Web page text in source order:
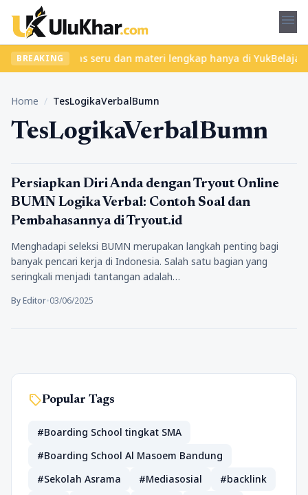
menu
BREAKINGkelas seru dan materi lengkap hanya di
Home / TesLogikaVerbalBumn
TesLogikaVerbalBumn
Pendidikan
Persiapkan Diri Anda dengan Tryout Online
BUMN Logika Verbal: Contoh Soal dan
Pembahasannya di Tryout.id
Menghadapi seleksi BUMN merupakan langkah penting bagi
banyak pencari kerja di Indonesia. Salah satu bagian yang
seringkali menjadi tantangan adalah…
By Editor•03/06/2025
sellPopular Tags
#Boarding School tingkat SMA
#Boarding School Al Masoem Bandung
#Sekolah Asrama
#Mediasosial
#backlink